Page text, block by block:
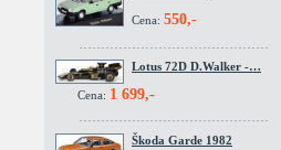
Cena: 550,-
Lotus 72D D.Walker -…
Cena: 1 699,-
Škoda Garde 1982